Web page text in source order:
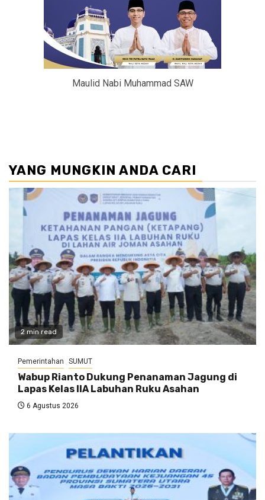
Maulid Nabi Muhammad SAW
YANG MUNGKIN ANDA CARI
2 min read
Pemerintahan SUMUT
Wabup Rianto Dukung Penanaman Jagung di
Lapas Kelas IIA Labuhan Ruku Asahan
6 Agustus 2026